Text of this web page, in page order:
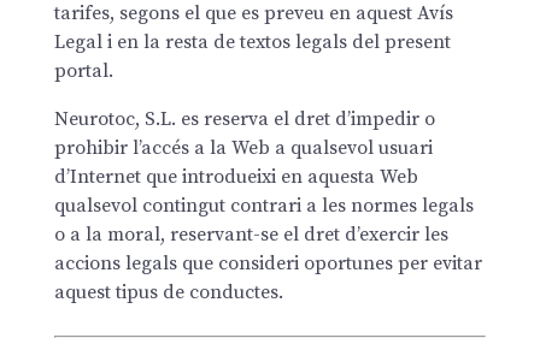
tarifes, segons el que es preveu en aquest Avís
Legal i en la resta de textos legals del present
portal.
Neurotoc, S.L. es reserva el dret d’impedir o
prohibir l’accés a la Web a qualsevol usuari
d’Internet que introdueixi en aquesta Web
qualsevol contingut contrari a les normes legals
o a la moral, reservant-se el dret d’exercir les
accions legals que consideri oportunes per evitar
aquest tipus de conductes.